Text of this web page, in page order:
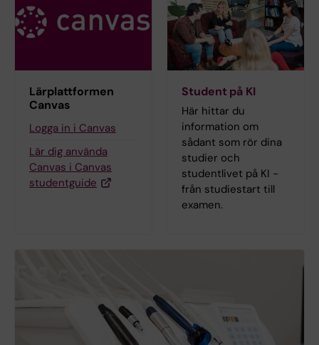
Lärplattformen
Canvas
Logga in i Canvas
Lär dig använda
Canvas i Canvas
studentguide
Student på KI
Här hittar du
information om
sådant som rör dina
studier och
studentlivet på KI -
från studiestart till
examen.